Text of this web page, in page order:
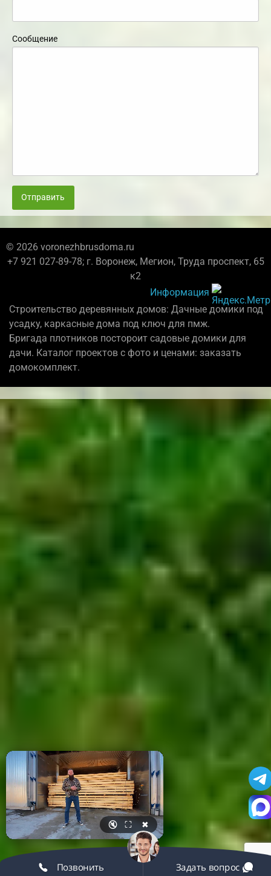
Сообщение
Отправить
© 2026 voronezhbrusdoma.ru
+7 921 027-89-78; г. Воронеж, Мегион, Труда проспект, 65
к2
Информация
Строительство деревянных домов: Дачные домики под
усадку, каркасные дома под ключ для пмж.
Бригада плотников постороит садовые домики для
дачи. Каталог проектов с фото и ценами: заказать
домокомплект.
🔇 ⛶ ✖
Позвонить Задать вопрос